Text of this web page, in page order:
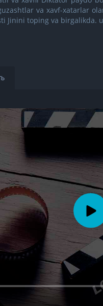
va xavf-xatarlar
Jinini toping va birgalikda.